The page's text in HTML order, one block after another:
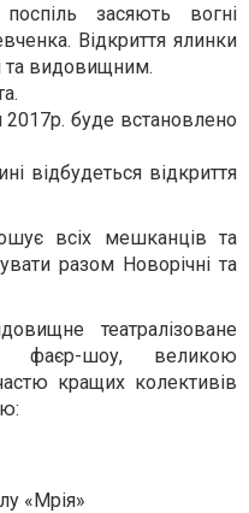
засяють вогні
Відкриття ялинки
та видовищним.
2017р. буде встановлено
відбудеться відкриття
всіх мешканців та
разом Новорічні та
театралізоване
фаєр-шоу, великою
кращих колективів
«Мрія»